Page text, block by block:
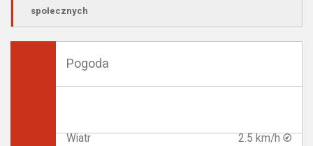
społecznych
Pogoda
Wiatr
2.5 km/h